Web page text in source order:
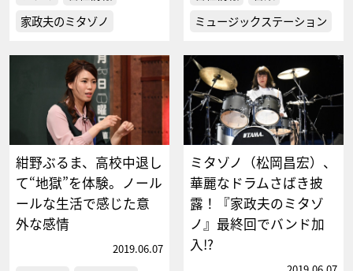
家政夫のミタゾノ
ミュージックステーション
紺野ぶるま、高校中退し
て“地獄”を体験。ノール
ールな生活で感じた意
外な感情
2019.06.07
ミタゾノ（松岡昌宏）、
華麗なドラムさばき披
露！『家政夫のミタゾ
ノ』最終回でバンド加
入!?